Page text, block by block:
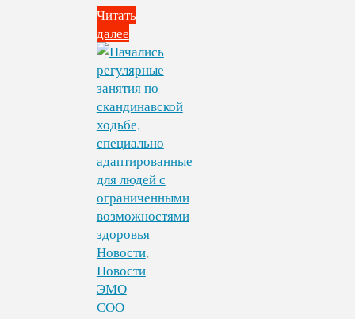
Читать
далее
"Продолжаются
спортивно-
оздоровительные
занятия
по
лечебной
физкультуре
и
суставной
гимнастике
для
людей
с
ОВЗ"
Новости,
Новости
ЭМО
СОО